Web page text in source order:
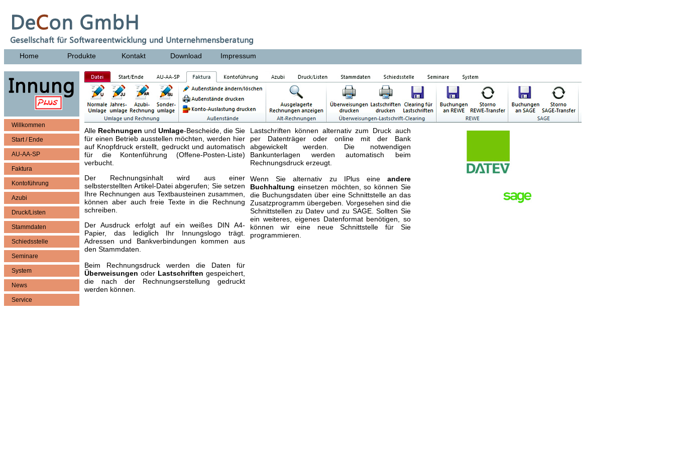
Home Produkte Kontakt Download Impressum
Willkommen
Start / Ende
AU-AA-SP
Faktura
Kontoführung
Azubi
Druck/Listen
Stammdaten
Schiedsstelle
Seminare
System
News
Service
Alle Rechnungen und Umlage-Bescheide, die Sie
für einen Betrieb ausstellen möchten, werden hier
auf Knopfdruck erstellt, gedruckt und automatisch
für die Kontenführung (Offene-Posten-Liste)
verbucht.
Der Rechnungsinhalt wird aus einer
selbsterstellten Artikel-Datei abgerufen; Sie setzen
Ihre Rechnungen aus Textbausteinen zusammen,
können aber auch freie Texte in die Rechnung
schreiben.
Der Ausdruck erfolgt auf ein weißes DIN A4-
Papier, das lediglich Ihr Innungslogo trägt.
Adressen und Bankverbindungen kommen aus
den Stammdaten.
Beim Rechnungsdruck werden die Daten für
Überweisungen oder Lastschriften gespeichert,
die nach der Rechnungserstellung gedruckt
werden können.
Lastschriften können alternativ zum Druck auch
per Datenträger oder online mit der Bank
abgewickelt werden. Die notwendigen
Bankunterlagen werden automatisch beim
Rechnungsdruck erzeugt.
Wenn Sie alternativ zu IPlus eine andere
Buchhaltung einsetzen möchten, so können Sie
die Buchungsdaten über eine Schnittstelle an das
Zusatzprogramm übergeben. Vorgesehen sind die
Schnittstellen zu Datev und zu SAGE. Sollten Sie
ein weiteres, eigenes Datenformat benötigen, so
können wir eine neue Schnittstelle für Sie
programmieren.